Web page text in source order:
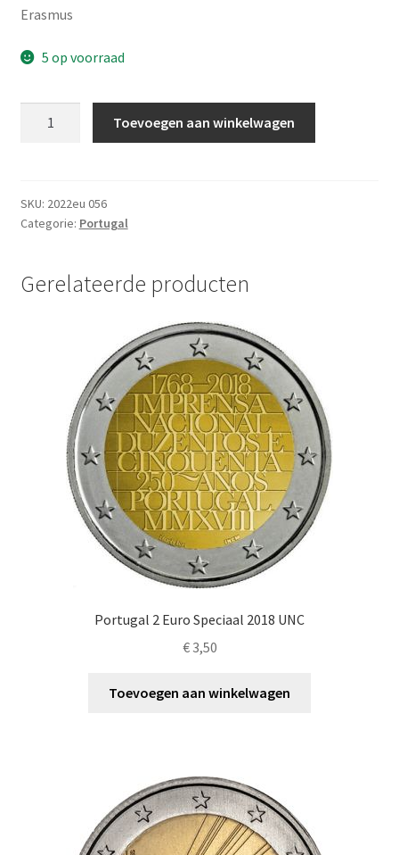
Erasmus
5 op voorraad
2022
UNC
Toevoegen aan winkelwagen
SKU: 2022eu 056
Categorie: Portugal
Gerelateerde producten
Portugal 2 Euro Speciaal 2018 UNC
€3,50
Toevoegen aan winkelwagen